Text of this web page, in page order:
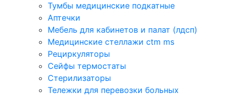
Тумбы медицинские подкатные
Аптечки
Мебель для кабинетов и палат (лдсп)
Медицинские стеллажи ctm ms
Рециркуляторы
Сейфы термостаты
Стерилизаторы
Тележки для перевозки больных